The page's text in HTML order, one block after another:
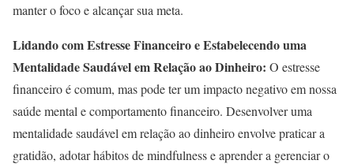
manter o foco e alcançar sua meta.
Lidando com Estresse Financeiro e Estabelecendo uma
Mentalidade Saudável em Relação ao Dinheiro: O estresse
financeiro é comum, mas pode ter um impacto negativo em nossa
saúde mental e comportamento financeiro. Desenvolver uma
mentalidade saudável em relação ao dinheiro envolve praticar a
gratidão, adotar hábitos de mindfulness e aprender a gerenciar o